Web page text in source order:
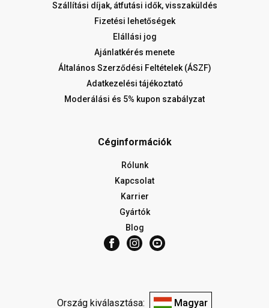
Szállítási díjak, átfutási idők, visszaküldés
Fizetési lehetőségek
Elállási jog
Ajánlatkérés menete
Általános Szerződési Feltételek (ÁSZF)
Adatkezelési tájékoztató
Moderálási és 5% kupon szabályzat
Céginformációk
Rólunk
Kapcsolat
Karrier
Gyártók
Blog
Ország kiválasztása: Magyar